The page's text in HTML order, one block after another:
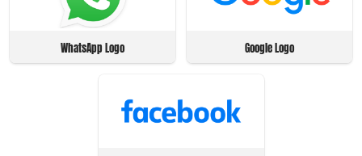
WhatsApp Logo Google Logo